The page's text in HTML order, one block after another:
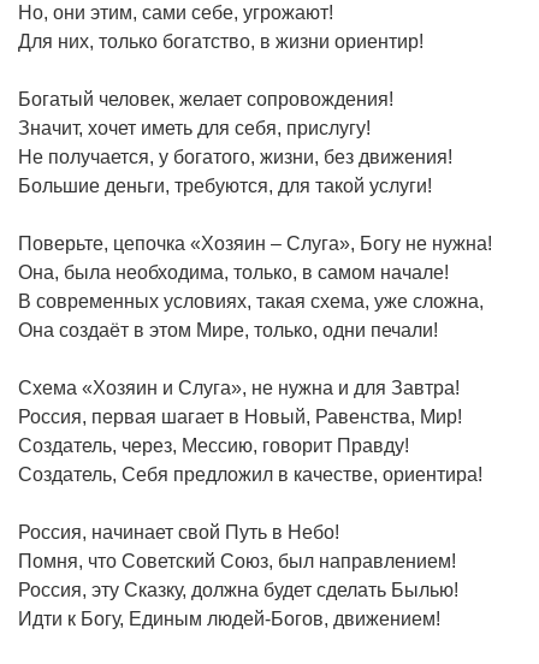
Но, они этим, сами себе, угрожают!
Для них, только богатство, в жизни ориентир!
Богатый человек, желает сопровождения!
Значит, хочет иметь для себя, прислугу!
Не получается, у богатого, жизни, без движения!
Большие деньги, требуются, для такой услуги!
Поверьте, цепочка «Хозяин – Слуга», Богу не нужна!
Она, была необходима, только, в самом начале!
В современных условиях, такая схема, уже сложна,
Она создаёт в этом Мире, только, одни печали!
Схема «Хозяин и Слуга», не нужна и для Завтра!
Россия, первая шагает в Новый, Равенства, Мир!
Создатель, через, Мессию, говорит Правду!
Создатель, Себя предложил в качестве, ориентира!
Россия, начинает свой Путь в Небо!
Помня, что Советский Союз, был направлением!
Россия, эту Сказку, должна будет сделать Былью!
Идти к Богу, Единым людей-Богов, движением!